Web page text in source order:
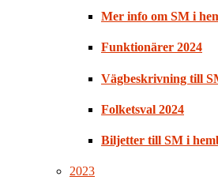
Mer info om SM i
Funktionärer 2024
Vägbeskrivning till
Folketsval 2024
Biljetter till SM i
2023